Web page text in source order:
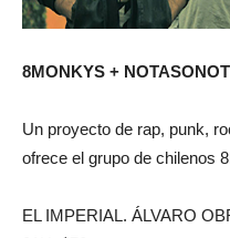
8MONKYS +
Un proyecto de rap, punk,
ofrece el grupo de chilenos
EL IMPERIAL. ÁLVARO